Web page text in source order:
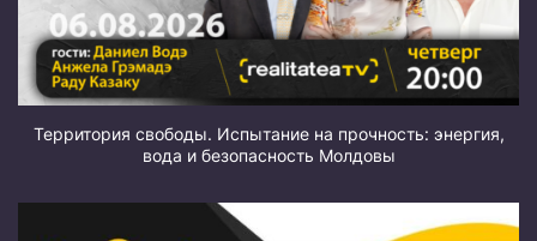
Территория свободы. Испытание на прочность: энергия,
вода и безопасность Молдовы